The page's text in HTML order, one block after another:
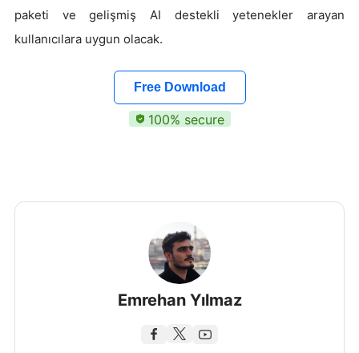
paketi ve gelişmiş AI destekli yetenekler arayan
kullanıcılara uygun olacak.
Free Download
100% secure
Emrehan Yılmaz